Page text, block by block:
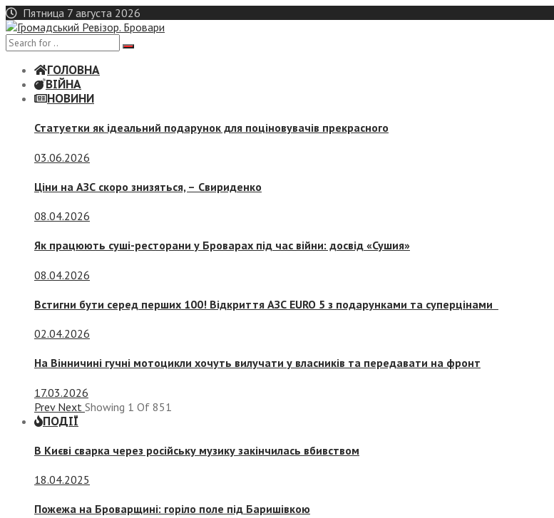
Skip
to
content
Пятница 7 августа 2026
ГОЛОВНА
ВІЙНА
НОВИНИ
Статуетки як ідеальний подарунок для поціновувачів прекрасного
03.06.2026
Ціни на АЗС скоро знизяться, – Свириденко
08.04.2026
Як працюють суші-ресторани у Броварах під час війни: досвід «Сушия»
08.04.2026
Встигни бути серед перших 100! Відкриття АЗС EURO 5 з подарунками та суперцінами
02.04.2026
На Вінничині гучні мотоцикли хочуть вилучати у власників та передавати на фронт
17.03.2026
Prev Next Showing 1 Of 851
ПОДІЇ
В Києві сварка через російську музику закінчилась вбивством
18.04.2025
Пожежа на Броварщині: горіло поле під Баришівкою